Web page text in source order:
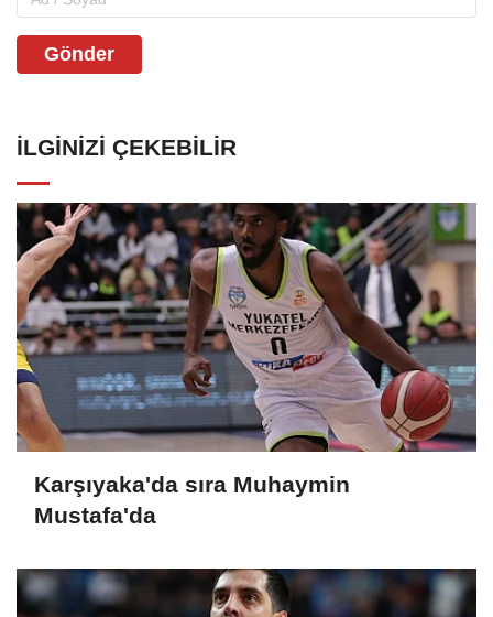
Gönder
İLGINIZI ÇEKEBILIR
Karşıyaka'da sıra Muhaymin
Mustafa'da